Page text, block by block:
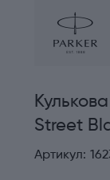
Street
Артикул: